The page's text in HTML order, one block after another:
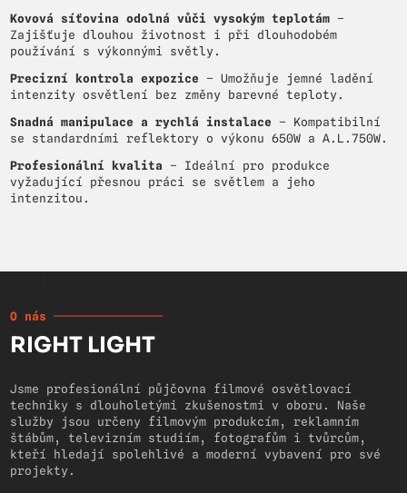
Kovová síťovina odolná vůči vysokým teplotám –
Zajišťuje dlouhou životnost i při dlouhodobém
používání s výkonnými světly.
Precizní kontrola expozice – Umožňuje jemné ladění
intenzity osvětlení bez změny barevné teploty.
Snadná manipulace a rychlá instalace – Kompatibilní
se standardními reflektory o výkonu 650W a A.L.750W.
Profesionální kvalita – Ideální pro produkce
vyžadující přesnou práci se světlem a jeho
intenzitou.
O nás
RIGHT LIGHT
Jsme profesionální půjčovna filmové osvětlovací
techniky s dlouholetými zkušenostmi v oboru. Naše
služby jsou určeny filmovým produkcím, reklamním
štábům, televizním studiím, fotografům i tvůrcům,
kteří hledají spolehlivé a moderní vybavení pro své
projekty.